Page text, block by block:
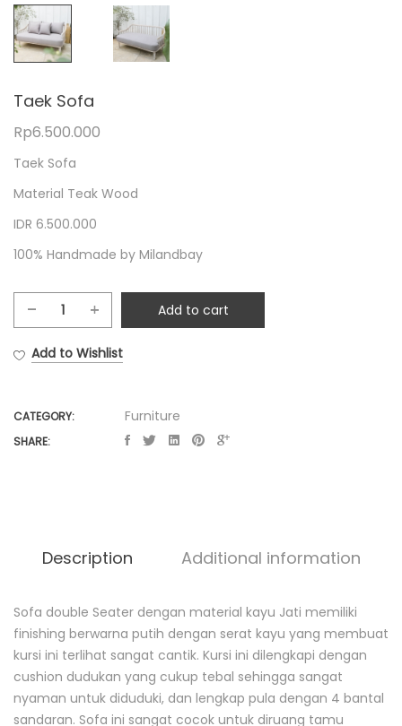
Taek Sofa
Rp6.500.000
Taek Sofa
Material Teak Wood
IDR 6.500.000
100% Handmade by Milandbay
Taek
quantity
Add to cart
Add to Wishlist
CATEGORY: Furniture
SHARE:
Description Additional information
D
e
s
c
r
i
Sofa double Seater dengan material kayu Jati memiliki
finishing berwarna putih dengan serat kayu yang membuat
kursi ini terlihat sangat cantik. Kursi ini dilengkapi dengan
cushion dudukan yang cukup tebal sehingga sangat
nyaman untuk diduduki, dan lengkap pula dengan 4 bantal
sandaran. Sofa ini sangat cocok untuk diruang tamu